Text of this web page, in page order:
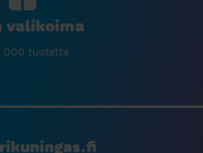
valikoima
000 tuotetta